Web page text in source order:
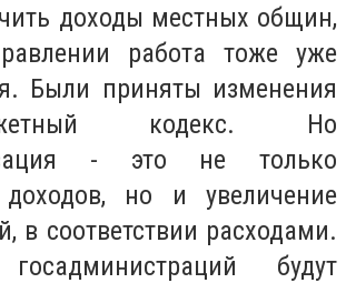
доходы местных общин,
работа тоже уже
Были приняты изменения
кодекс. Но
- это не только
доходов, но и увеличение
в соответствии расходами.
будут